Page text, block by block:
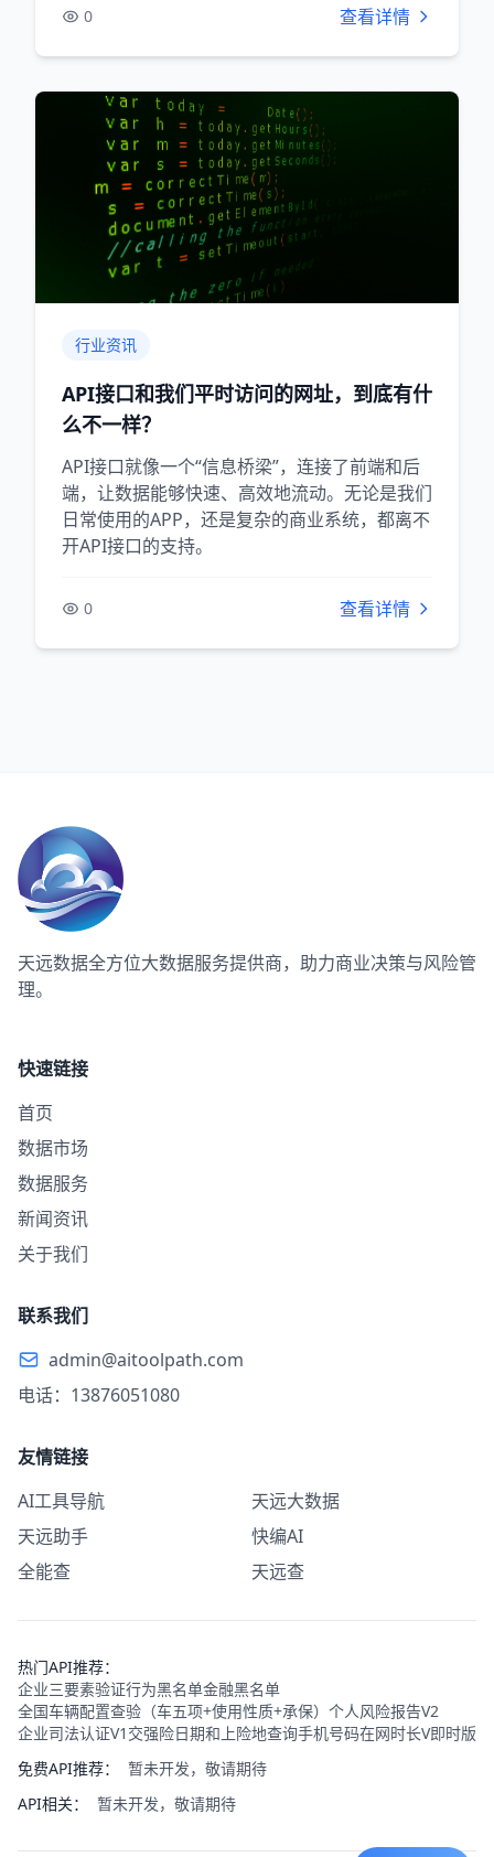
0 查看详情
行业资讯
API接口和我们平时访问的网址，到底有什
么不一样？
API接口就像一个“信息桥梁”，连接了前端和后
端，让数据能够快速、高效地流动。无论是我们
日常使用的APP，还是复杂的商业系统，都离不
开API接口的支持。
0 查看详情
天远数据全方位大数据服务提供商，助力商业决策与风险管
理。
快速链接
首页
数据市场
数据服务
新闻资讯
关于我们
联系我们
admin@aitoolpath.com
电话：13876051080
友情链接
AI工具导航
天远大数据
天远助手
快编AI
全能查
天远查
热门API推荐：
企业三要素验证行为黑名单金融黑名单
全国车辆配置查验（车五项+使用性质+承保） 个人风险报告V2
企业司法认证V1 交强险日期和上险地查询手机号码在网时长V即时版
免费API推荐：
暂未开发，敬请期待
API相关：
暂未开发，敬请期待